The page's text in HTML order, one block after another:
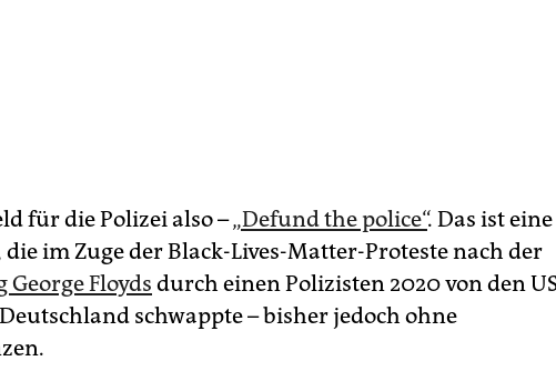
für die Polizei also –„Defund the police“. Das ist eine
im Zuge der Black-Lives-Matter-Proteste nach der
Floyds durch einen Polizisten 2020 von den
schwappte – bisher jedoch ohne